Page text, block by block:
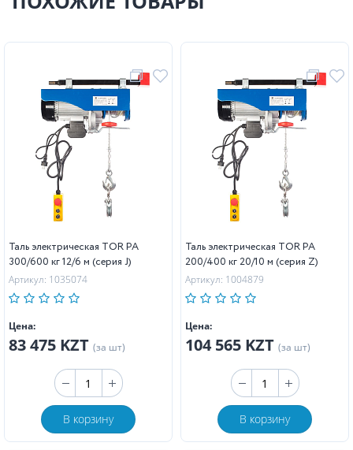
Таль электрическая TOR PA
300/600 кг 12/6 м (серия J)
Артикул: 1035074
Цена:
83 475 KZT (за шт)
В корзину
Таль электрическая TOR PA
200/400 кг 20/10 м (серия Z)
Артикул: 1004879
Цена:
104 565 KZT (за шт)
В корзину